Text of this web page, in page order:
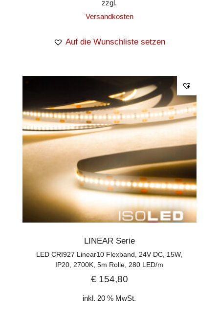
zzgl.
Versandkosten
Auf die Wunschliste setzen
LINEAR Serie
LED CRI927 Linear10 Flexband, 24V DC, 15W,
IP20, 2700K, 5m Rolle, 280 LED/m
€154,80
inkl. 20 % MwSt.